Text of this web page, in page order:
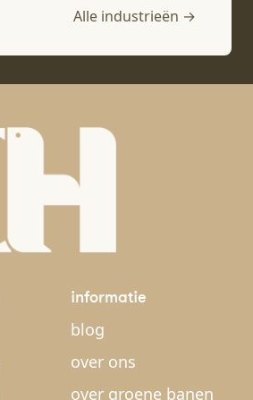
Alle industrieën →
informatie
blog
over ons
over groene banen